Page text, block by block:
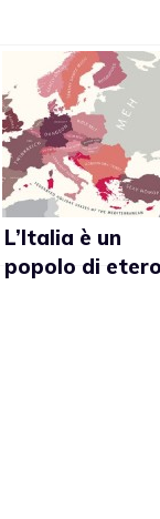
L’Italia è un
popolo di etero